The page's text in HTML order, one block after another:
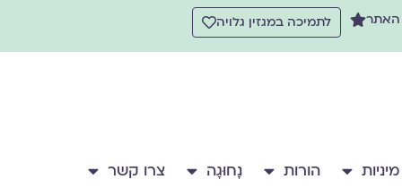
האתר לתמיכה במגזין גלויה
מיניות הורות נָחוּגָה צרו קשר